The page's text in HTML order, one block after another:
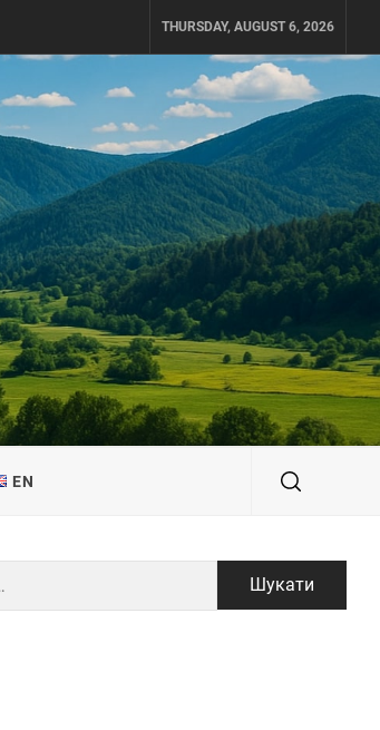
THURSDAY, AUGUST 6, 2026
EN